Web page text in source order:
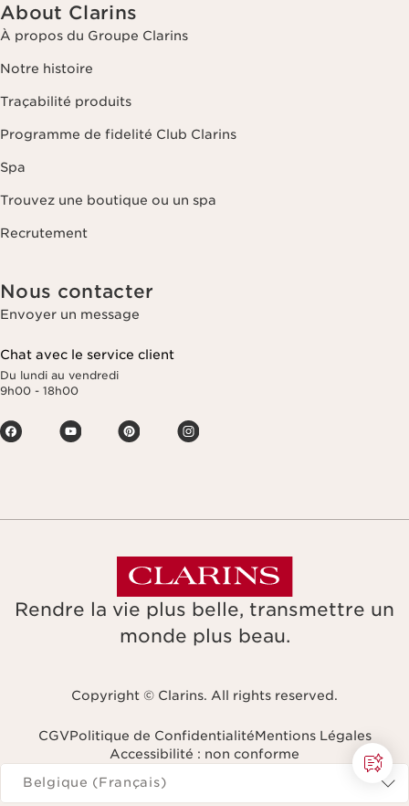
About Clarins
À propos du Groupe Clarins
Notre histoire
Traçabilité produits
Programme de fidelité Club Clarins
Spa
Trouvez une boutique ou un spa
Recrutement
Nous contacter
Envoyer un message
Chat avec le service client
Du lundi au vendredi
9h00 - 18h00
Rendre la vie plus belle, transmettre un
monde plus beau.
Copyright © Clarins. All rights reserved.
CGVPolitique de ConfidentialitéMentions Légales
Accessibilité : non conforme
Naviguer vers
Belgique (Français)